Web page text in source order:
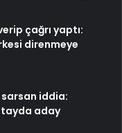
çağrı yaptı:
direnmeye
iddia:
aday